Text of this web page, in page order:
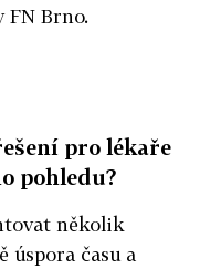
Brno.
pro lékaře
pohledu?
několik
času a